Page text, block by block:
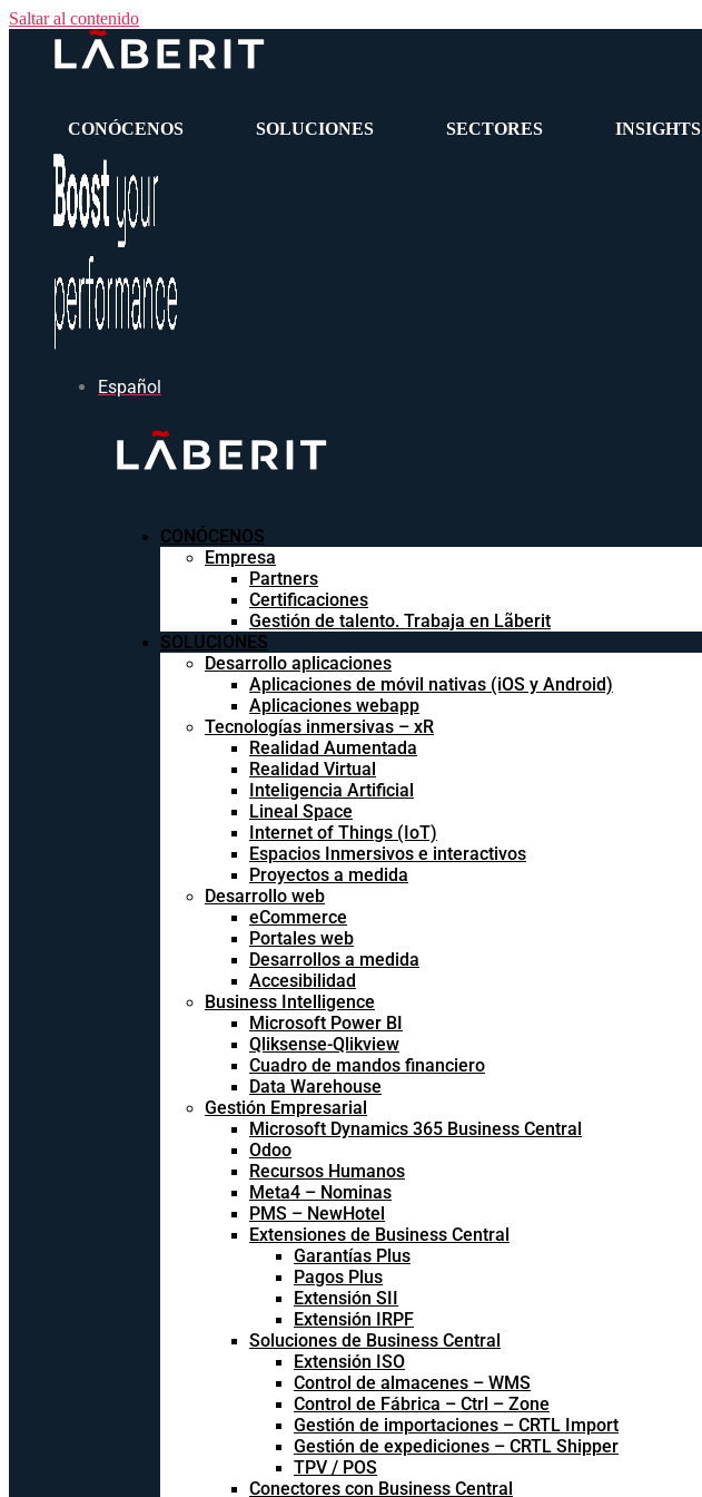
Saltar al contenido
CONÓCENOS SOLUCIONES SECTORES INSIGHTS
Español
CONÓCENOS
Empresa
Partners
Certificaciones
Gestión de talento. Trabaja en Lãberit
SOLUCIONES
Desarrollo aplicaciones
Aplicaciones de móvil nativas (iOS y Android)
Aplicaciones webapp
Tecnologías inmersivas – xR
Realidad Aumentada
Realidad Virtual
Inteligencia Artificial
Lineal Space
Internet of Things (IoT)
Espacios Inmersivos e interactivos
Proyectos a medida
Desarrollo web
eCommerce
Portales web
Desarrollos a medida
Accesibilidad
Business Intelligence
Microsoft Power BI
Qliksense-Qlikview
Cuadro de mandos financiero
Data Warehouse
Gestión Empresarial
Microsoft Dynamics 365 Business Central
Odoo
Recursos Humanos
Meta4 – Nominas
PMS – NewHotel
Extensiones de Business Central
Garantías Plus
Pagos Plus
Extensión SII
Extensión IRPF
Soluciones de Business Central
Extensión ISO
Control de almacenes – WMS
Control de Fábrica – Ctrl – Zone
Gestión de importaciones – CRTL Import
Gestión de expediciones – CRTL Shipper
TPV / POS
Conectores con Business Central